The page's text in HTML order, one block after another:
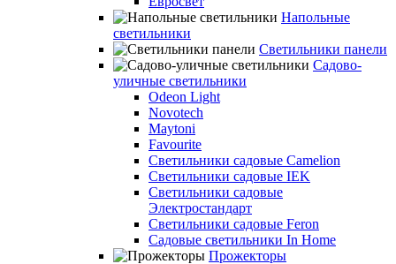
Напольные
светильники
Светильники панели
Садово-
уличные светильники
Odeon Light
Novotech
Maytoni
Favourite
Светильники садовые Camelion
Светильники садовые IEK
Светильники садовые
Электростандарт
Светильники садовые Feron
Садовые светильники In Home
Прожекторы